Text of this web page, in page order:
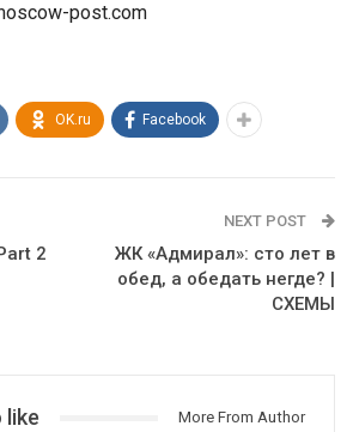
post.com
OK.ru Facebook
2
NEXT POST
ЖК «Адмирал»: сто лет в
обед, а обедать негде? |
СХЕМЫ
like More From Author